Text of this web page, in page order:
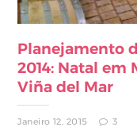
Planejamento
2014: Natal em
Viña del Mar
Janeiro 12, 2015 3